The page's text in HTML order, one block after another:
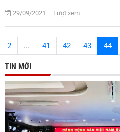
29/09/2021 Lượt xem :
2 ... 41 42 43 44
TIN MỚI